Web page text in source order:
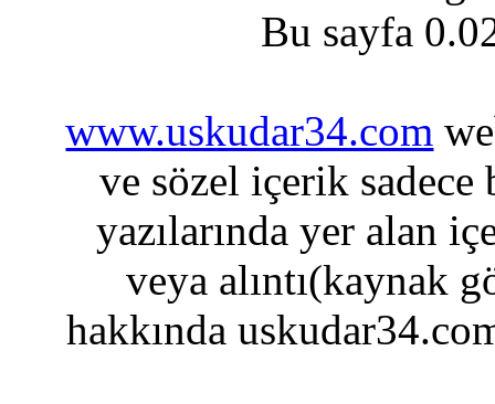
Bu sayfa
www.uskudar34.com
ve sözel içerik sadece
yazılarında yer alan
veya alıntı(kaynak
hakkında